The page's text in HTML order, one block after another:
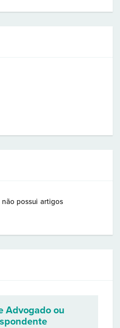
não possui artigos
Advogado ou